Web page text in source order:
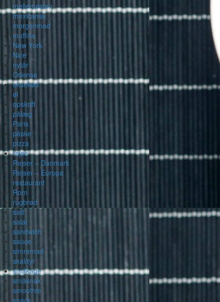
mellemøsten
mexicansk
morgenmad
muffins
New York
Nice
nytår
Odense
oksekød
øl
opskrift
pålæg
Paris
påske
pizza
rejse
Rejser – Danmark
Rejser – Europa
restaurant
Rom
rugbrød
saft
salat
sandwich
sauce
simremad
skaldyr
småkage
småsnak
smoothie
snack